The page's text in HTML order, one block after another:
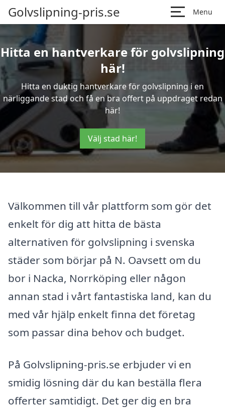
Golvslipning-pris.se Menu
Hitta en hantverkare för golvslipning
här!
Hitta en duktig hantverkare för golvslipning i en
närliggande stad och få en bra offert på uppdraget redan
här!
Välj stad här!
Välkommen till vår plattform som gör det
enkelt för dig att hitta de bästa
alternativen för golvslipning i svenska
städer som börjar på N. Oavsett om du
bor i Nacka, Norrköping eller någon
annan stad i vårt fantastiska land, kan du
med vår hjälp enkelt finna det företag
som passar dina behov och budget.
På Golvslipning-pris.se erbjuder vi en
smidig lösning där du kan beställa flera
offerter samtidigt. Det ger dig en bra